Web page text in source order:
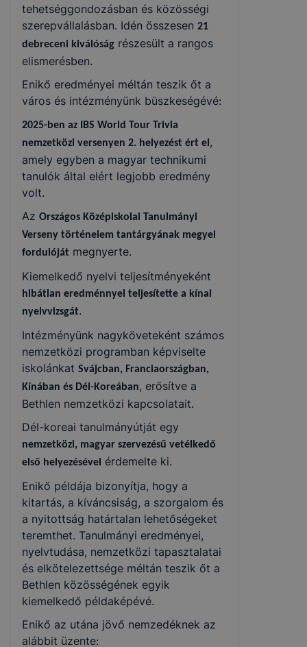
tehetséggondozásban és közösségi
szerepvállalásban. Idén összesen 21
debreceni kiválóság részesült a rangos
elismerésben.
Enikő eredményei méltán teszik őt a
város és intézményünk büszkeségévé:
2025-ben az IBS World Tour Trivia
nemzetközi versenyen 2. helyezést ért el ,
amely egyben a magyar technikumi
tanulók által elért legjobb eredmény
volt.
Az Országos Középiskolai Tanulmányi
Verseny történelem tantárgyának megyei
fordulóját megnyerte.
Kiemelkedő nyelvi teljesítményeként
hibátlan eredménnyel teljesítette a kínai
nyelvvizsgát.
Intézményünk nagyköveteként számos
nemzetközi programban képviselte
iskolánkat Svájcban, Franciaországban,
Kínában és Dél-Koreában, erősítve a
Bethlen nemzetközi kapcsolatait.
Dél-koreai tanulmányútját egy
nemzetközi, magyar szervezésű vetélkedő
első helyezésével
érdemelte ki.
Enikő példája bizonyítja, hogy a
kitartás, a kíváncsiság, a szorgalom és
a nyitottság határtalan lehetőségeket
teremthet. Tanulmányi eredményei,
nyelvtudása, nemzetközi tapasztalatai
és elkötelezettsége méltán teszik őt a
Bethlen közösségének egyik
kiemelkedő példaképévé.
Enikő az utána jövő nemzedéknek az
alábbit üzente: